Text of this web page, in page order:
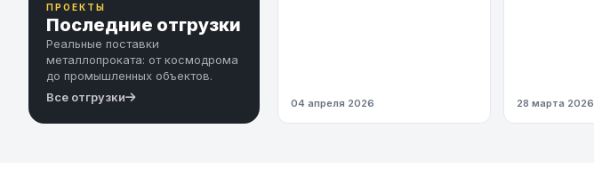
ПРОЕКТЫ
Последние отгрузки
Реальные поставки
металлопроката: от космодрома
до промышленных объектов.
Все отгрузки
04 апреля 2026 28 марта 2026